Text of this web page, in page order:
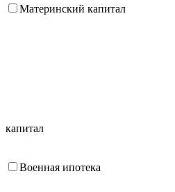
Материнский капитал
капитал
Военная ипотека